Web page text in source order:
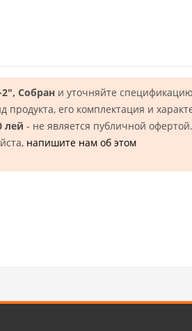
2", Собран и уточняйте
его комплектация и
лей - не является публичной офертой.
напишите нам об этом